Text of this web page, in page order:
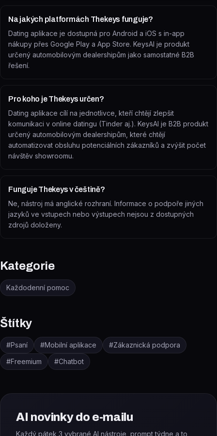
Na jakých platformách Thekeys funguje?
Dating aplikace je dostupná pro Android a iOS s in-app
nákupy přes Google Play a App Store. KeysAI je produkt
určený automobilovým dealershipům jako samostatné B2B
řešení.
Pro koho je Thekeys určen?
Dating aplikace cílí na jednotlivce, kteří chtějí zlepšit
komunikaci v online datingu (Tinder aj.). KeysAI je B2B produkt
určený automobilovým dealershipům, které chtějí
automatizovat obsluhu potenciálních zákazníků a zvýšit počet
návštěv showroomu.
Funguje Thekeys v češtině?
Ne, nástroj má anglické rozhraní. Informace o podpoře jiných
jazyků ve vstupech nebo výstupech nejsou z dostupných
zdrojů doloženy.
Kategorie
Každodenní pomoc
Štítky
#Psaní #Mobilní aplikace #Zákaznická podpora
#Freemium #Chatbot
AI novinky do e-mailu
Každý pátek 3 vybrané AI nástroje, prompt týdne a to